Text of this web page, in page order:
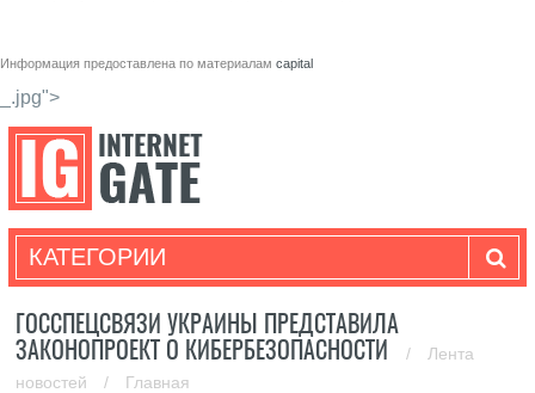
Информация предоставлена по материалам capital
_.jpg">
КАТЕГОРИИ
ГОССПЕЦСВЯЗИ УКРАИНЫ ПРЕДСТАВИЛА
ЗАКОНОПРОЕКТ О КИБЕРБЕЗОПАСНОСТИ
/
Лента
новостей
/ Главная